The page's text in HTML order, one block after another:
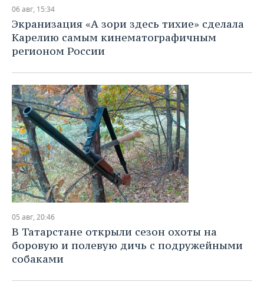
НЕФТЕХИМИЯ
НЕФТЬ
ОПК
ЭНЕРГЕТИКА
РОЗНИЧНАЯ ТОРГОВЛЯ
ТРАНСПОРТ
УСЛУГИ
НОВОСТИ ТЕХНОЛОГИЙ
IT
МЕДИА
ТЕЛЕКОММУНИКАЦИИ
МЕРОПРИЯТИЯ
НОВОСТИ МЕРОПРИЯТИЙ
ВЫЕЗДНАЯ РЕДАКЦИЯ
БИЗНЕС-БРАНЧИ
ONLINE-КОНФЕРЕНЦИИ
ОТКРЫТАЯ ЛЕКЦИЯ
СПОРТ
НОВОСТИ СПОРТА
ФУТБОЛ
ХОККЕЙ
БАСКЕТБОЛ
ВОЛЕЙБОЛ
КИБЕРСПОРТ
ФИГУРНОЕ КАТАНИЕ
ВОДНЫЕ ВИДЫ СПОРТА
ОБЩЕСТВО
НОВОСТИ ОБЩЕСТВА
ВЛАСТЬ
ИНФРАСТРУКТУРА
ИСТОРИЯ
КУЛЬТУРА
МЕДИЦИНА
ОБРАЗОВАНИЕ
ФОТОГАЛЕРЕЯ
СЮЖЕТЫ
СПРАВОЧНИК
СПИСОК ПЕРСОН
СПИСОК КОМПАНИЙ
ПОЛНАЯ ВЕРСИЯ
06 авг, 15:34
Экранизация «А зори здесь тихие» сделала
Карелию самым кинематографичным
регионом России
05 авг, 20:46
В Татарстане открыли сезон охоты на
боровую и полевую дичь с подружейными
собаками